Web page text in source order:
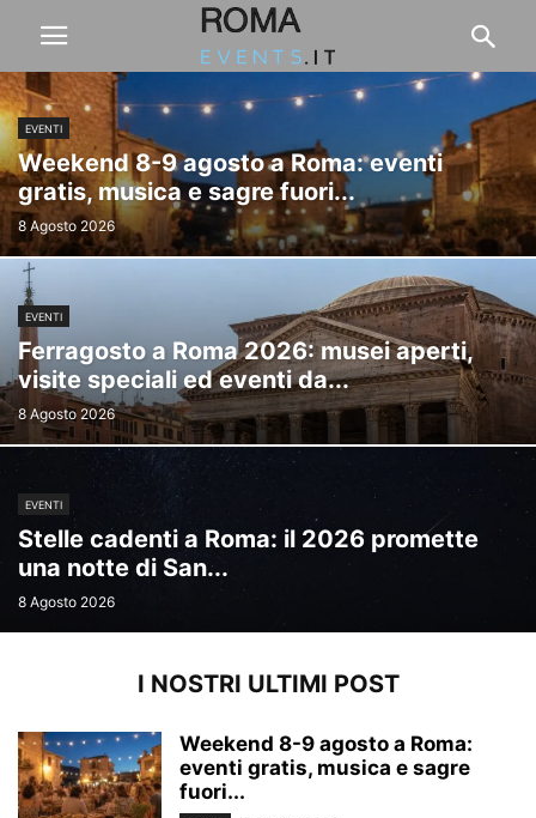
EVENTI
Weekend 8-9 agosto a Roma: eventi
gratis, musica e sagre fuori...
8 Agosto 2026
EVENTI
Ferragosto a Roma 2026: musei aperti,
visite speciali ed eventi da...
8 Agosto 2026
EVENTI
Stelle cadenti a Roma: il 2026 promette
una notte di San...
8 Agosto 2026
I NOSTRI ULTIMI POST
Weekend 8-9 agosto a Roma:
eventi gratis, musica e sagre
fuori...